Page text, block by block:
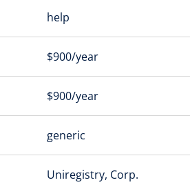
help
$900/year
$900/year
generic
Uniregistry, Corp.